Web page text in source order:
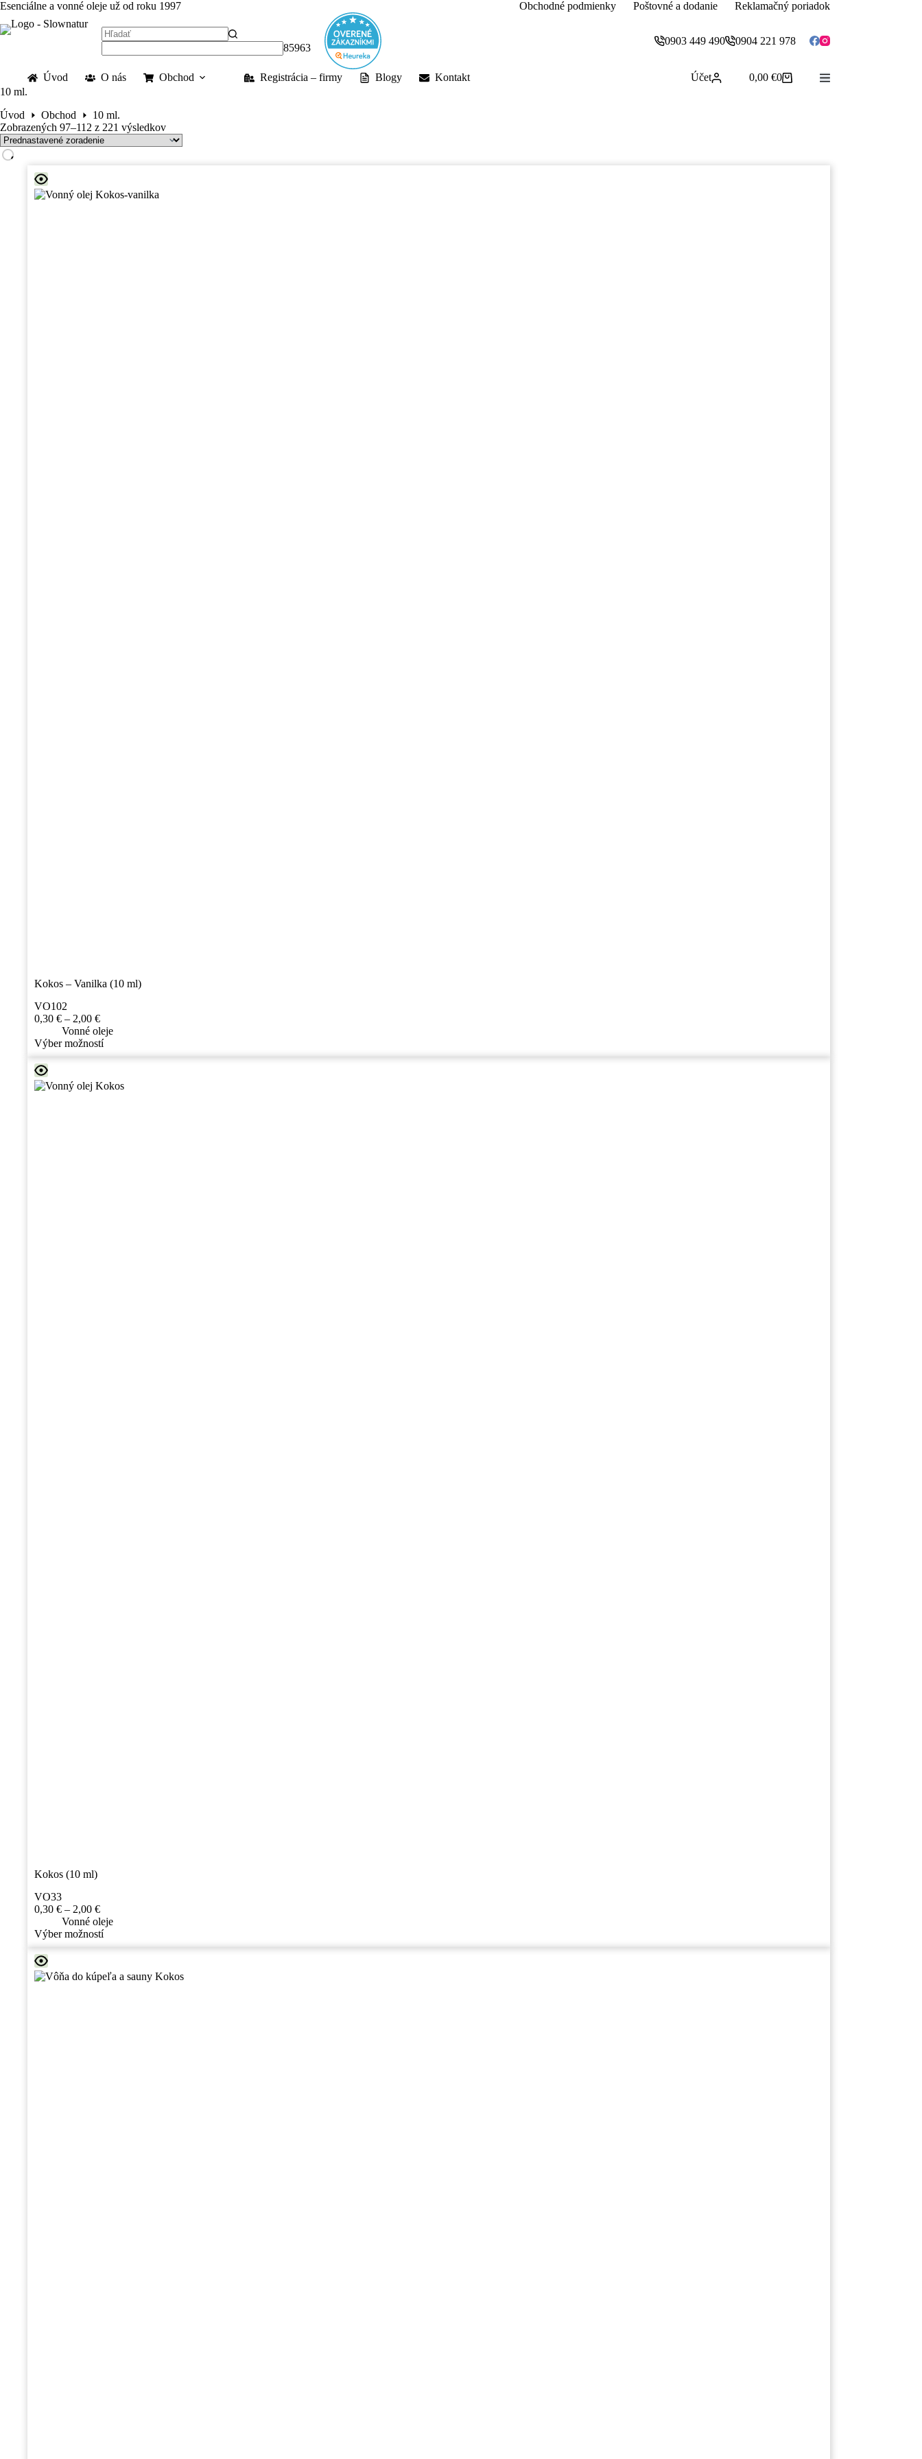
Skip
content
Esenciálne a vonné oleje už od roku 1997 Obchodné podmienky Poštovné a dodanie Reklamačný poriadok
results
0903 449 490 0904 221 978
Úvod O nás Obchod Registrácia – firmy Blogy Kontakt Účet
Nákupný
0,00 €0
10 ml.
Úvod Obchod
10 ml.
Zobrazených 97–112 z 221 výsledkov
Kokos – Vanilka (10 ml)
VO102
0,30 € – 2,00 €Price
range:
0,30 €
through
Vonné oleje
Výber možnostíTento
produkt
viacero
variantov.
Kokos (10 ml)
VO33
0,30 € – 2,00 €Price
range:
0,30 €
through
Vonné oleje
Výber možnostíTento
produkt
viacero
variantov.